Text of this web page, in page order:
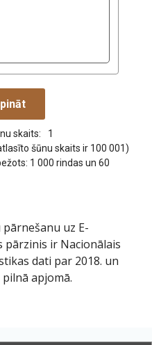
skaits:
1
šūnu skaits ir 100 001)
1 000 rindas un 60
uz E-
pārzinis ir Nacionālais
dati par 2018. un
apjomā.